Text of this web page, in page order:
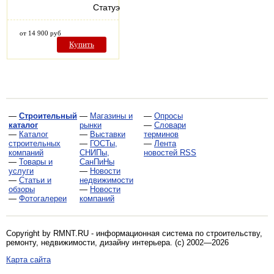
Статуэтка…
от 14 900 руб
Купить
— Строительный
каталог
— Каталог
строительных
компаний
— Товары и
услуги
— Статьи и
обзоры
— Фотогалереи
— Магазины и
рынки
— Выставки
— ГОСТы,
СНИПы,
СанПиНы
— Новости
недвижимости
— Новости
компаний
— Опросы
— Словари
терминов
— Лента
новостей RSS
Copyright by RMNT.RU - информационная система по строительству,
ремонту, недвижимости, дизайну интерьера. (c) 2002—2026
Карта сайта